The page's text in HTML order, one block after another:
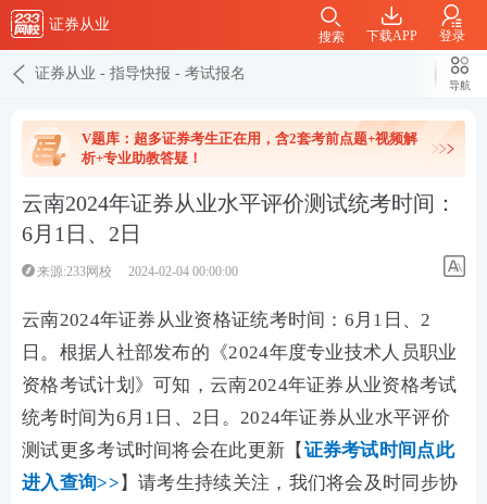
证券从业
下载APP 登录
搜索
证券从业 - 指导快报 - 考试报名
导航
V题库：超多证券考生正在用，含2套考前点题+视频解
析+专业助教答疑！
云南2024年证券从业水平评价测试统考时间：
6月1日、2日
来源:233网校 2024-02-04 00:00:00
云南2024年证券从业资格证统考时间：6月1日、2
日。根据人社部发布的《2024年度专业技术人员职业
资格考试计划 》可知，云南2024年证券从业资格考试
统考时间为6月1日、2日。 2024年证券从业水平评价
测试更多考试时间将会在此更新【 证券考试时间点此
进入查询>> 】请考生持续关注，我们将会及时同步协